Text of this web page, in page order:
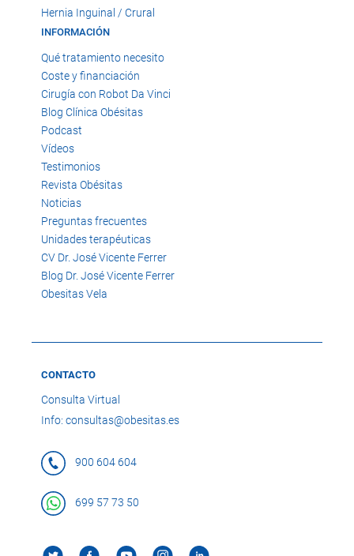
Hernia Inguinal / Crural
INFORMACIÓN
Qué tratamiento necesito
Coste y financiación
Cirugía con Robot Da Vinci
Blog Clínica Obésitas
Podcast
Vídeos
Testimonios
Revista Obésitas
Noticias
Preguntas frecuentes
Unidades terapéuticas
CV Dr. José Vicente Ferrer
Blog Dr. José Vicente Ferrer
Obesitas Vela
CONTACTO
Consulta Virtual
Info: consultas@obesitas.es
900 604 604
699 57 73 50